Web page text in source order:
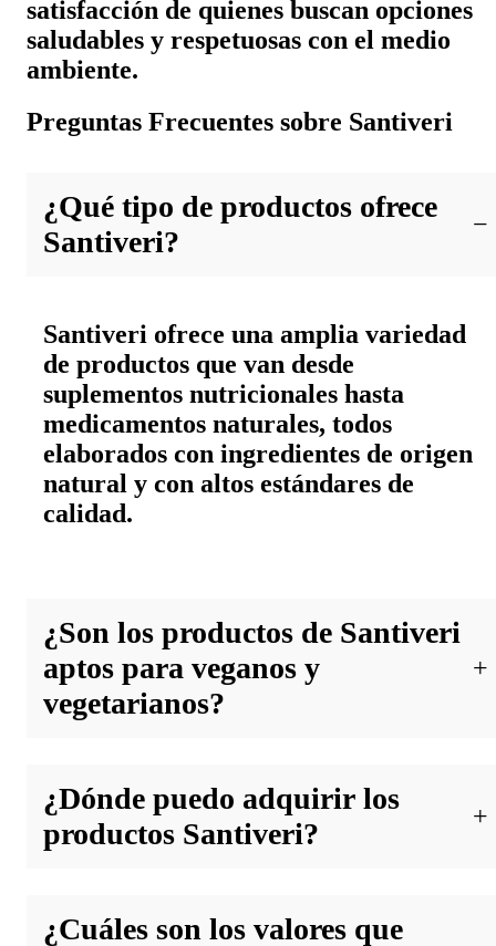
satisfacción de quienes buscan opciones
saludables y respetuosas con el medio
ambiente.
Preguntas Frecuentes sobre Santiveri
¿Qué tipo de productos ofrece
Santiveri?
Santiveri ofrece una amplia variedad
de productos que van desde
suplementos nutricionales hasta
medicamentos naturales, todos
elaborados con ingredientes de origen
natural y con altos estándares de
calidad.
¿Son los productos de Santiveri
aptos para veganos y
vegetarianos?
Santiveri están indicados para veganos
y vegetarianos, ya que la marca se
con diferentes estilos de vida.
¿Dónde puedo adquirir los
productos Santiveri?
Santiveri en tiendas especializadas en
¿Cuáles son los valores que